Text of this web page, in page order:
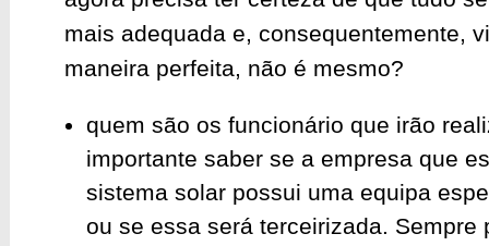
mais adequada e, consequentemente,
maneira perfeita, não é mesmo?
quem são os funcionário que irão
importante saber se a empresa que
sistema solar possui uma equipa
ou se essa será terceirizada. Sempre